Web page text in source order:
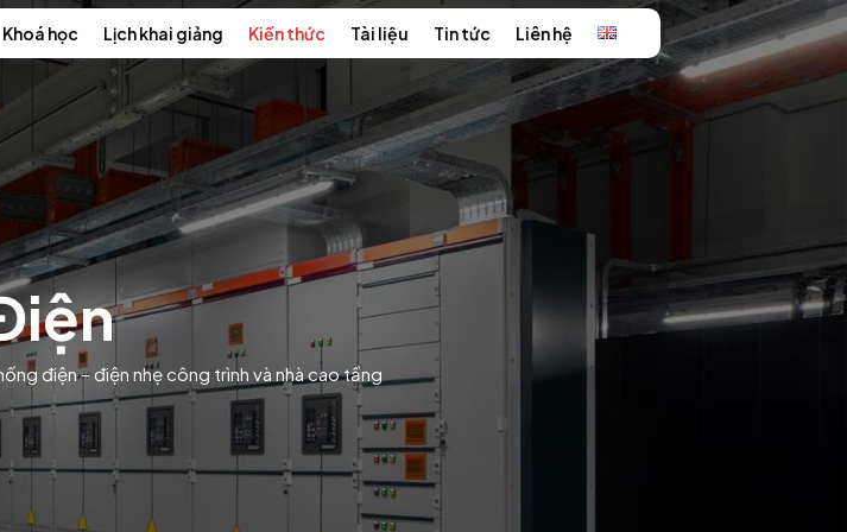
Khoá học Lịch khai giảng Kiến thức Tài liệu Tin tức Liên hệ
điện – điện nhẹ công trình và nhà cao tầng